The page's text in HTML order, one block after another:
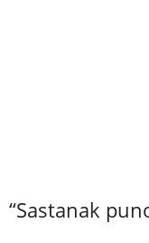
“Sastanak